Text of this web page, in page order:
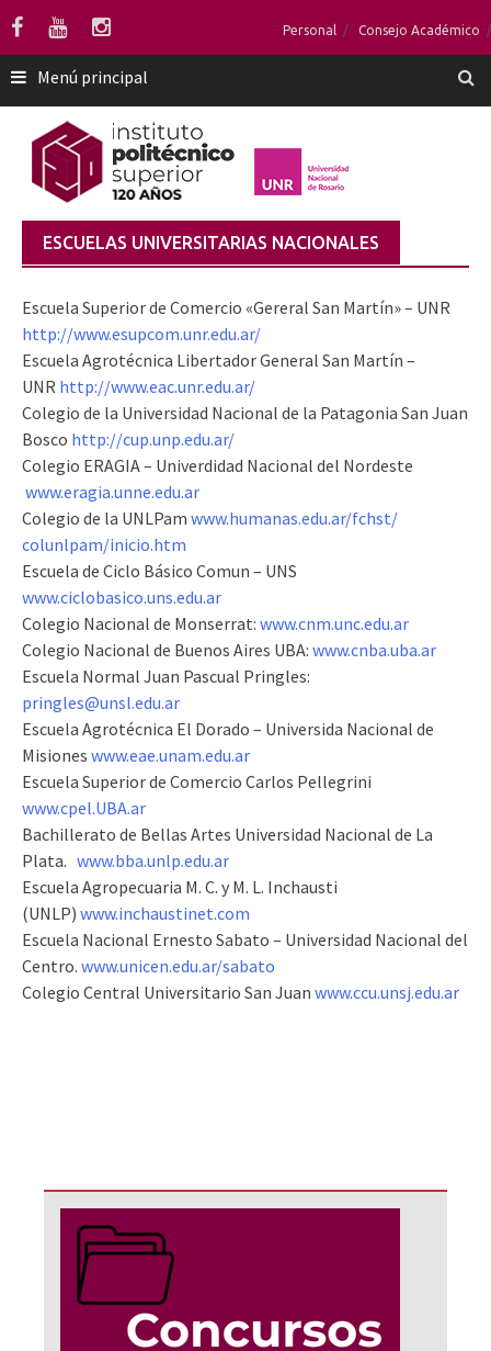
Saltar
contenido
Personal Consejo Académico
Menú principal
ESCUELAS UNIVERSITARIAS NACIONALES
Escuela Superior de Comercio «Gereral San Martín» – UNR
http://www.esupcom.unr.edu.ar/
Escuela Agrotécnica Libertador General San Martín –
UNR http://www.eac.unr.edu.ar/
Colegio de la Universidad Nacional de la Patagonia San Juan
Bosco http://cup.unp.edu.ar/
Colegio ERAGIA – Univerdidad Nacional del Nordeste
www.eragia.unne.edu.ar
Colegio de la UNLPam www.humanas.edu.ar/fchst/
colunlpam/inicio.htm
Escuela de Ciclo Básico Comun – UNS
www.ciclobasico.uns.edu.ar
Colegio Nacional de Monserrat: www.cnm.unc.edu.ar
Colegio Nacional de Buenos Aires UBA: www.cnba.uba.ar
Escuela Normal Juan Pascual Pringles:
pringles@unsl.edu.ar
Escuela Agrotécnica El Dorado – Universida Nacional de
Misiones www.eae.unam.edu.ar
Escuela Superior de Comercio Carlos Pellegrini
www.cpel.UBA.ar
Bachillerato de Bellas Artes Universidad Nacional de La
Plata. www.bba.unlp.edu.ar
Escuela Agropecuaria M. C. y M. L. Inchausti
(UNLP) www.inchaustinet.com
Escuela Nacional Ernesto Sabato – Universidad Nacional del
Centro. www.unicen.edu.ar/sabato
Colegio Central Universitario San Juan www.ccu.unsj.edu.ar